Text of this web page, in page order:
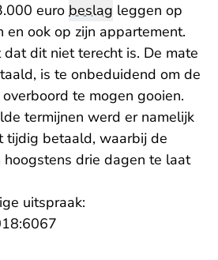
euro beslag leggen op
en ook op zijn appartement.
dit niet terecht is. De mate
is te onbeduidend om de
te mogen gooien.
termijnen werd er namelijk
tijdig betaald, waarbij de
drie dagen te laat
uitspraak: